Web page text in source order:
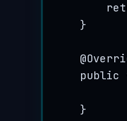
}
@
public
}